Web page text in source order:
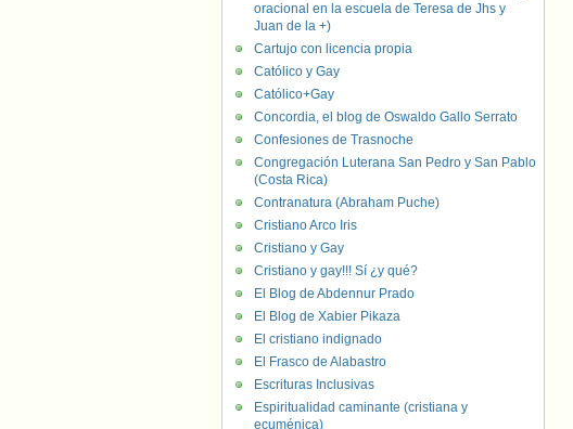
oracional en la escuela de Teresa de Jhs y
Juan de la +)
Cartujo con licencia propia
Católico y Gay
Católico+Gay
Concordia, el blog de Oswaldo Gallo Serrato
Confesiones de Trasnoche
Congregación Luterana San Pedro y San Pablo
(Costa Rica)
Contranatura (Abraham Puche)
Cristiano Arco Iris
Cristiano y Gay
Cristiano y gay!!! Sí ¿y qué?
El Blog de Abdennur Prado
El Blog de Xabier Pikaza
El cristiano indignado
El Frasco de Alabastro
Escrituras Inclusivas
Espiritualidad caminante (cristiana y
ecuménica)